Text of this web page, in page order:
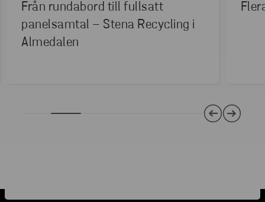
Från rundabord till fullsatt
panelsamtal – Stena Recycling i
Almedalen